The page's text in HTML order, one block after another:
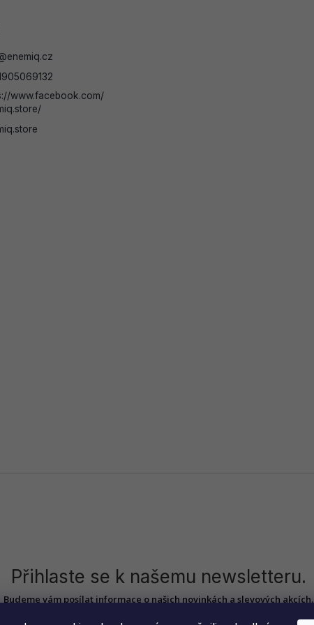
enemiq.cz
www.facebook.com/
Přihlaste se k našemu newsletteru.
Budeme vám posílat informace o našich novinkách a slevových akcích.